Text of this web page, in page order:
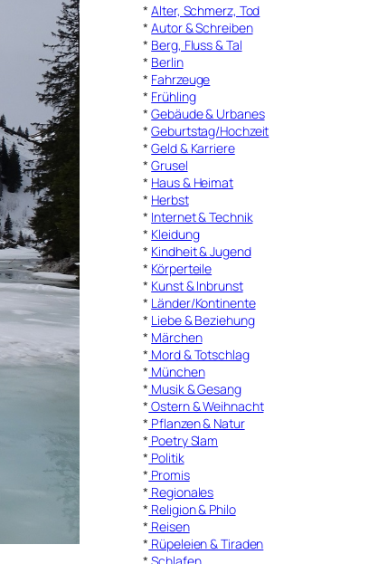
*Alter, Schmerz, Tod
*Autor & Schreiben
* Berg, Fluss & Tal
* Berlin
* Fahrzeuge
* Frühling
*Gebäude & Urbanes
*Geburtstag/Hochzeit
*Geld & Karriere
*Grusel
* Haus & Heimat
* Herbst
* Internet & Technik
* Kleidung
* Kindheit & Jugend
* Körperteile
* Kunst & Inbrunst
* Länder/Kontinente
* Liebe & Beziehung
* Märchen
* Mord & Totschlag
* München
* Musik & Gesang
* Ostern & Weihnacht
* Pflanzen & Natur
* Poetry Slam
* Politik
* Promis
* Regionales
* Religion & Philo
* Reisen
* Rüpeleien & Tiraden